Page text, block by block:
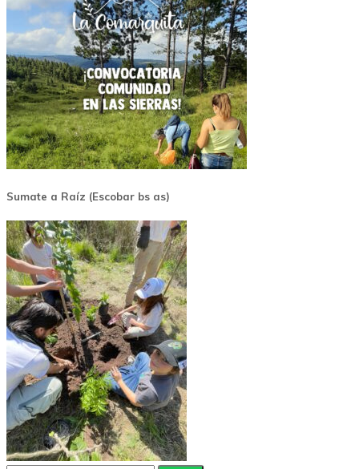
Sumate a Raíz (Escobar bs as)